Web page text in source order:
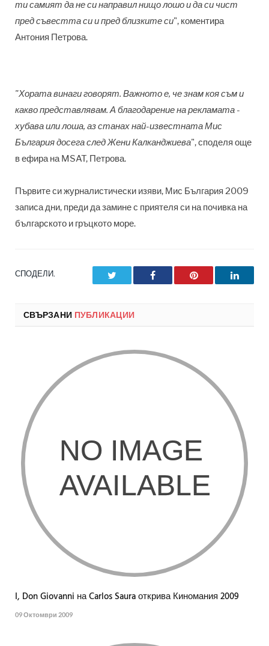
ти самият да не си направил нищо лошо и да си чист
пред съвестта си и пред близките си", коментира
Антония Петрова.
"Хората винаги говорят. Важното е, че знам коя съм и
какво представлявам. А благодарение на рекламата -
хубава или лоша, аз станах най-известната Мис
България досега след Жени Калканджиева", споделя още
в ефира на MSAT, Петрова.
Първите си журналистически изяви, Мис България 2009
записа дни, преди да замине с приятеля си на почивка на
българското и гръцкото море.
СПОДЕЛИ. Facebook Pinterest
СВЪРЗАНИ ПУБЛИКАЦИИ
I, Don Giovanni на Carlos Saura открива Киномания 2009
09 Октомври 2009